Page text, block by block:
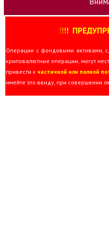
!!!!
Операции с фондовыми активами,
криповалютные операции, могут
привести к частичной или полной
имейте это ввиду, при совершении